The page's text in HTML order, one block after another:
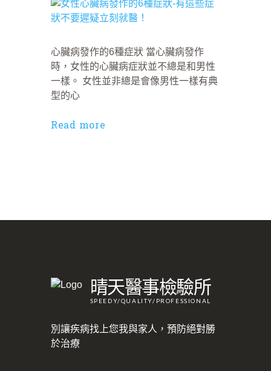
心臟病發作的6種症狀 當心臟病發作
時，女性的心臟病症狀並不總是和男性
一樣。 女性並非總是會像男性一樣有典
型的心
Read more
晴天醫事檢驗所
SPEEDY/QUALITY/PROFESSIONAL
別讓疾病找上您我與家人，預防絕對勝
於治療